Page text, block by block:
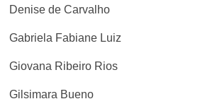
Denise de Carvalho
Gabriela Fabiane Luiz
Giovana Ribeiro Rios
Gilsimara Bueno